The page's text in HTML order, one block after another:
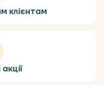
клієнтам